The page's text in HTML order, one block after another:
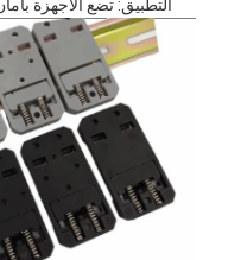
التطبيق: تضع الأجهزة